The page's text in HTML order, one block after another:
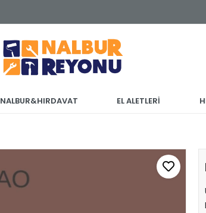
NALBUR&HIRDAVAT EL ALETLERİ